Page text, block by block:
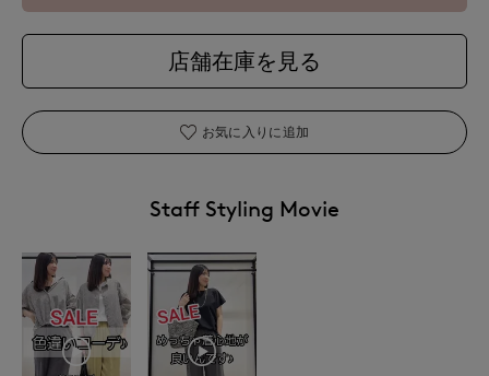
店舗在庫を見る
お気に入りに追加
Staff Styling Movie